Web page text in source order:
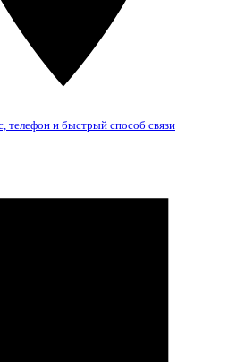
телефон и быстрый способ связи